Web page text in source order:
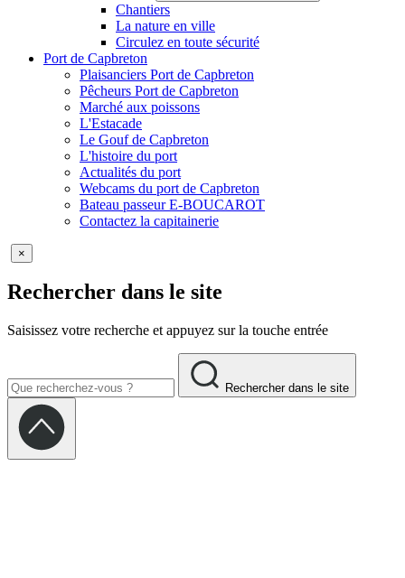
Chantiers
La nature en ville
Circulez en toute sécurité
Port de Capbreton
Plaisanciers Port de Capbreton
Pêcheurs Port de Capbreton
Marché aux poissons
L'Estacade
Le Gouf de Capbreton
L'histoire du port
Actualités du port
Webcams du port de Capbreton
Bateau passeur E-BOUCAROT
Contactez la capitainerie
×
Rechercher dans le site
Saisissez votre recherche et appuyez sur la touche entrée
Rechercher dans le site